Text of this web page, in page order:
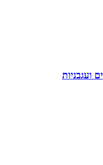
ועגבניות